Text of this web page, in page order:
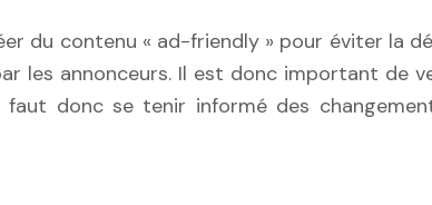
du contenu « ad-friendly » pour éviter la
les annonceurs. Il est donc important de
donc se tenir informé des